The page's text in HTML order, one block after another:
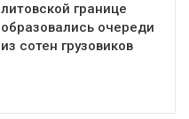
литовской границе
образовались очереди
из сотен грузовиков